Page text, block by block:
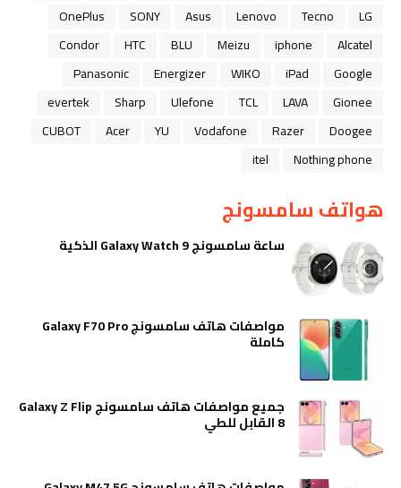
LG
Tecno
Lenovo
Asus
SONY
OnePlus
Alcatel
iphone
Meizu
BLU
HTC
Condor
Google
iPad
WIKO
Energizer
Panasonic
Gionee
LAVA
TCL
Ulefone
Sharp
evertek
Doogee
Razer
Vodafone
YU
Acer
CUBOT
Nothing phone
itel
هواتف سامسونج
ساعة سامسونج Galaxy Watch 9 الذكية
مواصفات هاتف سامسونج Galaxy F70 Pro
كاملة
جميع مواصفات هاتف سامسونج Galaxy Z Flip
8 القابل للطي